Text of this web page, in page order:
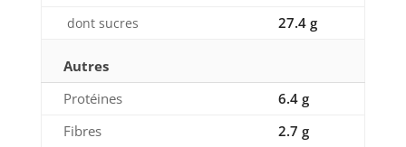
dont sucres 27.4 g
Autres
Protéines
6.4 g
Fibres
2.7 g